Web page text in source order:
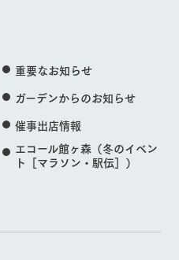
重要なお知らせ
ガーデンからのお知らせ
催事出店情報
エコール館ヶ森（冬のイベン
ト［マラソン・駅伝］）